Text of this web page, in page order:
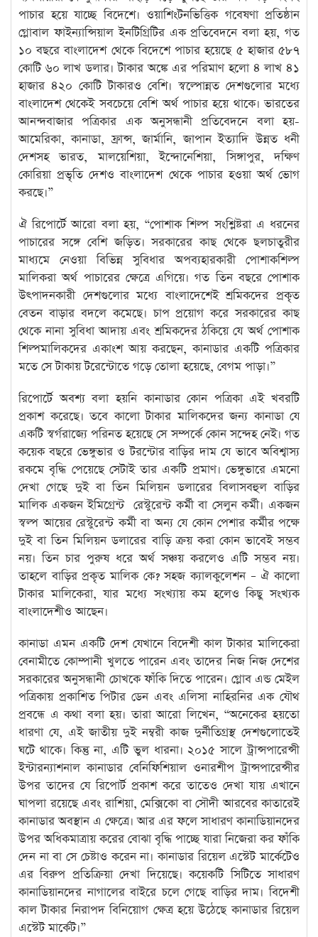
পাচার হয়ে যাচ্ছে বিদেশে। ওয়াশিংটনভিত্তিক গবেষণা প্রতিষ্ঠান
গ্লোবাল ফাইন্যান্সিয়াল ইনটিগ্রিটির এক প্রতিবেদনে বলা হয়, গত
১০ বছরে বাংলাদেশ থেকে বিদেশে পাচার হয়েছে ৫ হাজার ৫৮৭
কোটি ৬০ লাখ ডলার। টাকার অঙ্কে এর পরিমাণ হলো ৪ লাখ ৪১
হাজার ৪২০ কোটি টাকারও বেশি। স্বল্পোন্নত দেশগুলোর মধ্যে
বাংলাদেশ থেকেই সবচেয়ে বেশি অর্থ পাচার হয়ে থাকে। ভারতের
আনন্দবাজার পত্রিকার এক অনুসন্ধানী প্রতিবেদনে বলা হয়-
আমেরিকা, কানাডা, ফ্রান্স, জার্মানি, জাপান ইত্যাদি উন্নত ধনী
দেশসহ ভারত, মালয়েশিয়া, ইন্দোনেশিয়া, সিঙ্গাপুর, দক্ষিণ
কোরিয়া প্রভৃতি দেশও বাংলাদেশ থেকে পাচার হওয়া অর্থ ভোগ
করছে।”
ঐ রিপোর্টে আরো বলা হয়, “পোশাক শিল্প সংশ্লিষ্টরা এ ধরনের
পাচারের সঙ্গে বেশি জড়িত। সরকারের কাছ থেকে ছলচাতুরীর
মাধ্যমে নেওয়া বিভিন্ন সুবিধার অপব্যহারকারী পোশাকশিল্প
মালিকরা অর্থ পাচারের ক্ষেত্রে এগিয়ে। গত তিন বছরে পোশাক
উৎপাদনকারী দেশগুলোর মধ্যে বাংলাদেশেই শ্রমিকদের প্রকৃত
বেতন বাড়ার বদলে কমেছে। চাপ প্রয়োগ করে সরকারের কাছ
থেকে নানা সুবিধা আদায় এবং শ্রমিকদের ঠকিয়ে যে অর্থ পোশাক
শিল্পমালিকদের একাংশ আয় করছেন, কানাডার একটি পত্রিকার
মতে সে টাকায় টরেন্টোতে গড়ে তোলা হয়েছে, বেগম পাড়া।”
রিপোর্টে অবশ্য বলা হয়নি কানাডার কোন পত্রিকা এই খবরটি
প্রকাশ করেছে। তবে কালো টাকার মালিকদের জন্য কানাডা যে
একটি স্বর্গরাজ্যে পরিনত হয়েছে সে সম্পর্কে কোন সন্দেহ নেই। গত
কয়েক বছরে ভেঙ্গুভার ও টরন্টোর বাড়ির দাম যে ভাবে অবিশ্বাস্য
রকমে বৃদ্ধি পেয়েছে সেটাই তার একটি প্রমাণ। ভেঙ্গুভারে এমনো
দেখা গেছে দুই বা তিন মিলিয়ন ডলারের বিলাসবহুল বাড়ির
মালিক একজন ইমিগ্রেন্ট রেস্টুরেন্ট কর্মী বা সেলুন কর্মী। একজন
স্বল্প আয়ের রেস্টুরেন্ট কর্মী বা অন্য যে কোন পেশার কর্মীর পক্ষে
দুই বা তিন মিলিয়ন ডলারের বাড়ি ক্রয় করা কোন ভাবেই সম্ভব
নয়। তিন চার পুরুষ ধরে অর্থ সঞ্চয় করলেও এটি সম্ভব নয়।
তাহলে বাড়ির প্রকৃত মালিক কে? সহজ ক্যালকুলেশন – ঐ কালো
টাকার মালিকেরা, যার মধ্যে সংখ্যায় কম হলেও কিছু সংখ্যক
বাংলাদেশীও আছেন।
কানাডা এমন একটি দেশ যেখানে বিদেশী কাল টাকার মালিকেরা
বেনামীতে কোম্পানী খুলতে পারেন এবং তাদের নিজ নিজ দেশের
সরকারের অনুসন্ধানী চোখকে ফাঁকি দিতে পারেন। গ্লোব এন্ড মেইল
পত্রিকায় প্রকাশিত পিটার ডেন এবং এলিসা নাহিরনির এক যৌথ
প্রবন্ধে এ কথা বলা হয়। তারা আরো লিখেন, “অনেকের হয়তো
ধারণা যে, এই জাতীয় দুই নম্বরী কাজ দুর্নীতিগ্রস্থ দেশগুলোতেই
ঘটে থাকে। কিন্তু না, এটি ভুল ধারনা। ২০১৫ সালে ট্রান্সপারেন্সী
ইন্টারন্যাশনাল কানাডার বেনিফিশিয়াল ওনারশীপ ট্রান্সপারেন্সীর
উপর তাদের যে রিপোর্ট প্রকাশ করে তাতেও দেখা যায় এখানে
ঘাপলা রয়েছে এবং রাশিয়া, মেক্সিকো বা সৌদী আরবের কাতারেই
কানাডার অবস্থান এ ক্ষেত্রে। আর এর ফলে সাধারণ কানাডিয়ানদের
উপর অধিকমাত্রায় করের বোঝা বৃদ্ধি পাচ্ছে যারা নিজেরা কর ফাঁকি
দেন না বা সে চেষ্টাও করেন না। কানাডার রিয়েল এস্টেট মার্কেটেও
এর বিরুপ প্রতিক্রিয়া দেখা দিয়েছে। কয়েকটি সিটিতে সাধারণ
কানাডিয়ানদের নাগালের বাইরে চলে গেছে বাড়ির দাম। বিদেশী
কাল টাকার নিরাপদ বিনিয়োগ ক্ষেত্র হয়ে উঠেছে কানাডার রিয়েল
এস্টেট মার্কেট।”